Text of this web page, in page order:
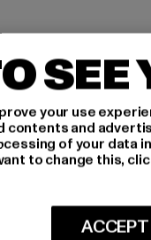
SEE
your use
and
of your data
to change this,
ACCEPT